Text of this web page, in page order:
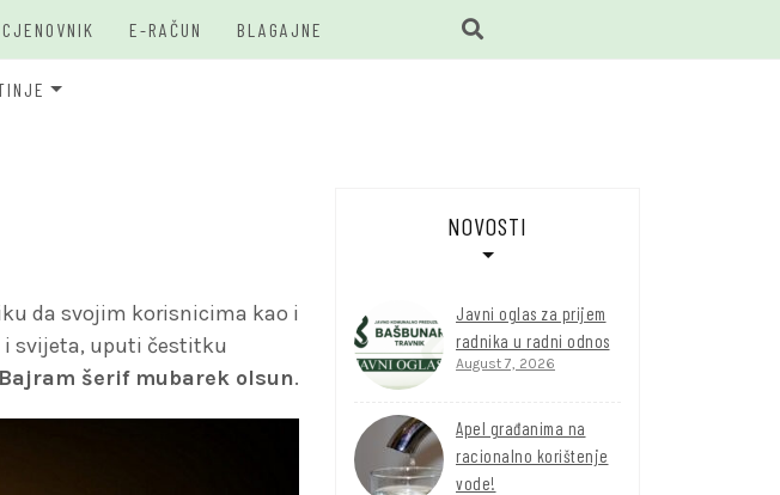
CJENOVNIK E-RAČUN BLAGAJNE
da svojim korisnicima kao i
svijeta, uputi čestitku
Bajram šerif mubarek olsun.
NOVOSTI
Javni oglas za prijem
radnika u radni odnos
August 7, 2026
Apel građanima na
racionalno korištenje
vode!